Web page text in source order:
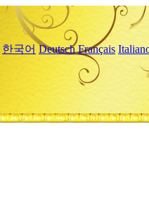
한국어 Deutsch Français